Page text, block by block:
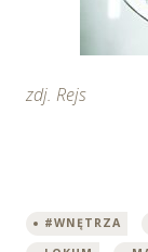
zdj. Rejs
#WNĘTRZA